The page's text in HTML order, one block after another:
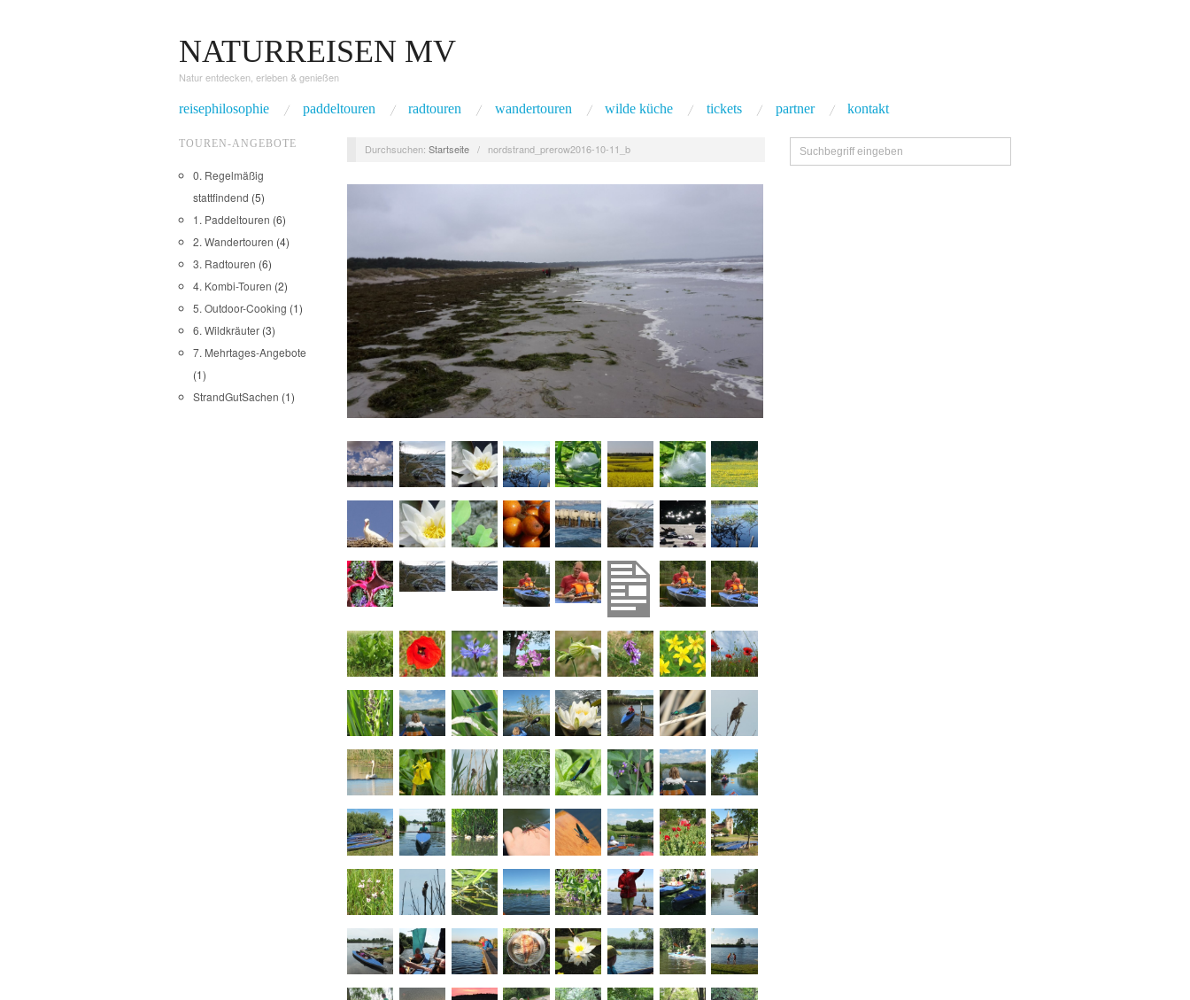
NATURREISEN MV
Natur entdecken, erleben & genießen
reisephilosophie paddeltouren radtouren wandertouren wilde küche tickets partner kontakt
TOUREN-ANGEBOTE
0. Regelmäßig
stattfindend (5)
1. Paddeltouren (6)
2. Wandertouren (4)
3. Radtouren (6)
4. Kombi-Touren (2)
5. Outdoor-Cooking (1)
6. Wildkräuter (3)
7. Mehrtages-Angebote
(1)
StrandGutSachen (1)
Durchsuchen: Startseite / nordstrand_prerow2016-10-11_b